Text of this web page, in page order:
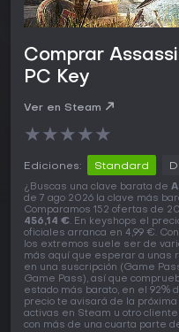
Comprar
PC Key
Ver en Steam
★★★★★
Ediciones: Standard
¿Buscas una clave barata de
de 7 ago 2026 la clave más
Comparamos 152 ofertas de
456,14 €. En keyshops el
oficiales arranca en 4,99 €.
los extremos suele ser de
más aquí que esperar a unas
en una suscripción (Game
Game Pass), así que
estado más barato, en el 92%
precio te avisará de la próxima
activas en Steam u otro
con más de una cuarta parte